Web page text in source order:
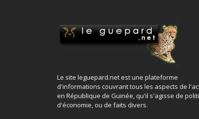
Le site leguepard.net est une plateforme
d'informations couvrant tous les aspects de
en République de Guinée, qu'il s'agisse de
d'économie, ou de faits divers.